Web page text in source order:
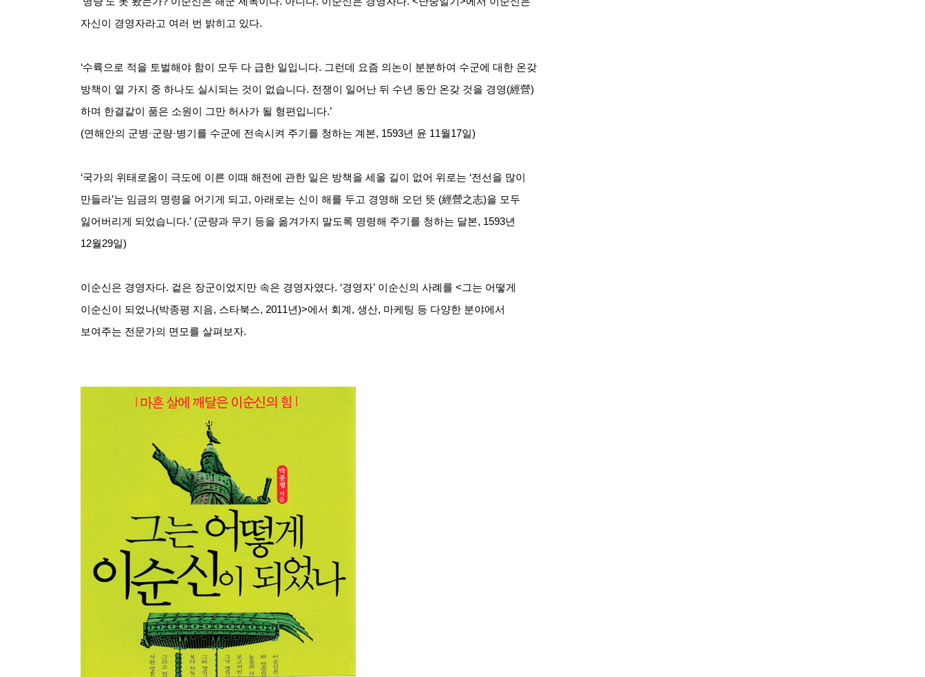
자신이 경영자라고 여러 번 밝히고 있다.
‘수륙으로 적을 토벌해야 함이 모두 다 급한 일입니다. 그런데 요즘 의논이 분분하여 수군에 대한 온갖
방책이 열 가지 중 하나도 실시되는 것이 없습니다. 전쟁이 일어난 뒤 수년 동안 온갖 것을 경영(經營)
하며 한결같이 품은 소원이 그만 허사가 될 형편입니다.’
(연해안의 군병·군량·병기를 수군에 전속시켜 주기를 청하는 계본, 1593년 윤 11월17일)
‘국가의 위태로움이 극도에 이른 이때 해전에 관한 일은 방책을 세울 길이 없어 위로는 ‘전선을 많이
만들라’는 임금의 명령을 어기게 되고, 아래로는 신이 해를 두고 경영해 오던 뜻 (經營之志)을 모두
잃어버리게 되었습니다.’ (군량과 무기 등을 옮겨가지 말도록 명령해 주기를 청하는 달본, 1593년
12월29일)
이순신은 경영자다. 겉은 장군이었지만 속은 경영자였다. ‘경영자’ 이순신의 사례를 <그는 어떻게
이순신이 되었나(박종평 지음, 스타북스, 2011년)>에서 회계, 생산, 마케팅 등 다양한 분야에서
보여주는 전문가의 면모를 살펴보자.